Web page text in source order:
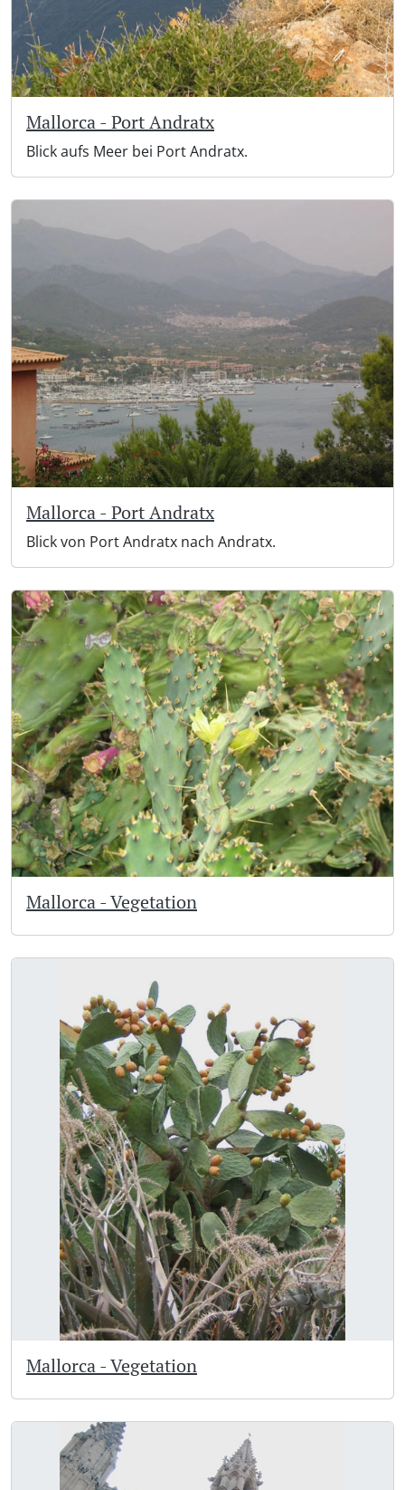
Mallorca - Port Andratx
Blick aufs Meer bei Port Andratx.
Mallorca - Port Andratx
Blick von Port Andratx nach Andratx.
Mallorca - Vegetation
Mallorca - Vegetation